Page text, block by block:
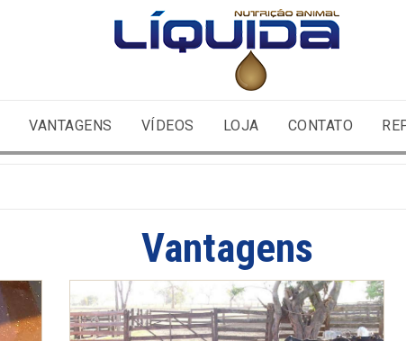
VANTAGENS VÍDEOS LOJA CONTATO
Vantagens